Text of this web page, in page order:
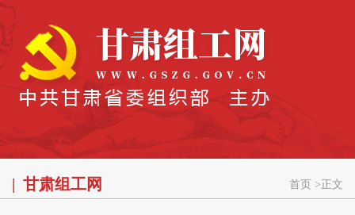
甘肃组工网 首页 > 正文